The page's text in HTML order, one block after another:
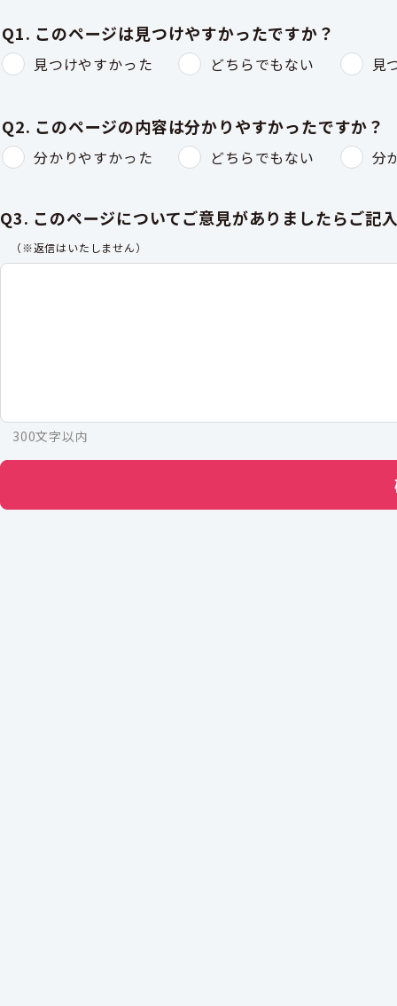
Q1. このページは見つけやすかったですか？
見つけやすかった どちらでもない 見
Q2. このページの内容は分かりやすかったですか？
分かりやすかった どちらでもない 分
Q3. このページについてご意見がありましたらご記
（※返信はいたしません）
300文字以内